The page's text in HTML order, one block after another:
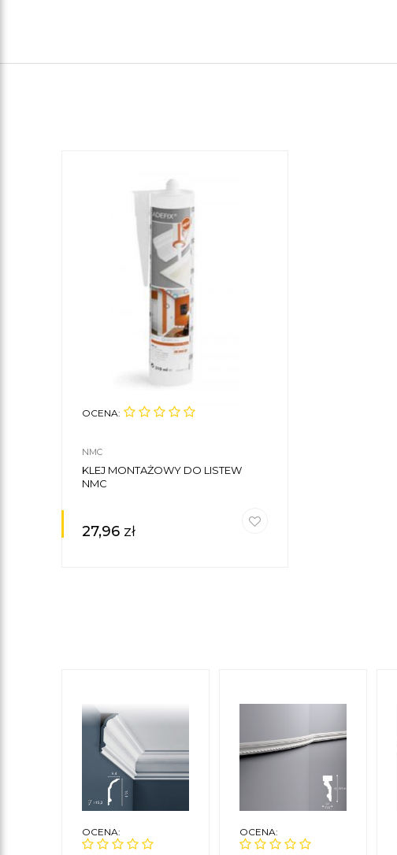
OCENA:
NMC
KLEJ MONTAŻOWY DO LISTEW
NMC
27,96 zł
OCENA: OCENA: